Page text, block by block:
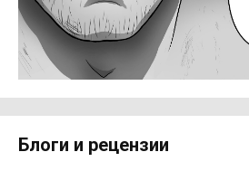
Блоги и рецензии